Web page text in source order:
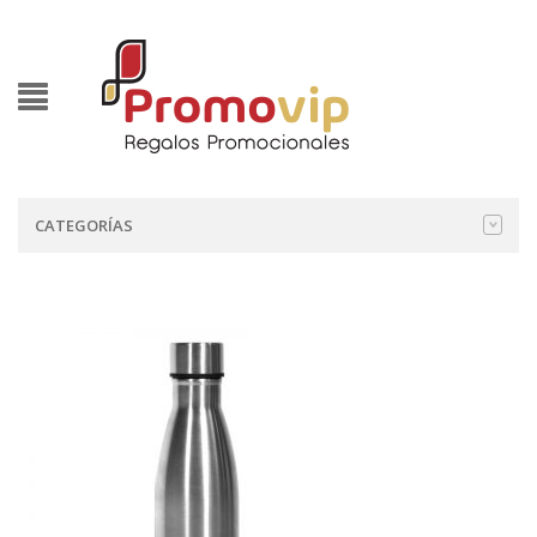
CATEGORÍAS